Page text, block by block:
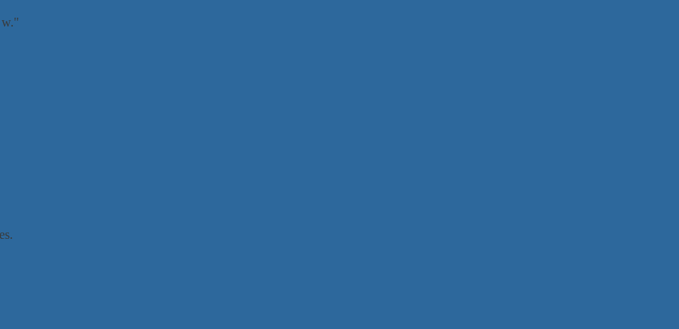
w."